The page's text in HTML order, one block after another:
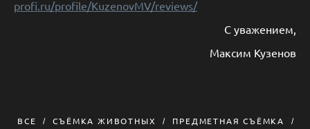
profi.ru/profile/KuzenovMV/reviews/
С уважением,
Максим Кузенов
ВСЕ СЪЁМКА ЖИВОТНЫХ
ПРЕДМЕТНАЯ СЪЁМКА